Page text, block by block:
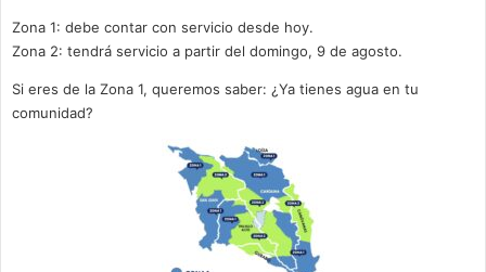
Zona 1: debe contar con servicio desde hoy.
Zona 2: tendrá servicio a partir del domingo, 9 de agosto.
Si eres de la Zona 1, queremos saber: ¿Ya tienes agua en tu
comunidad?